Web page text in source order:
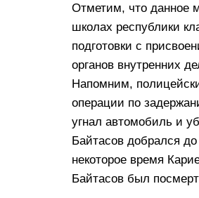
Отметим, что данное
школах республики
подготовки с
органов внутренних
Напомним,
операции по
угнал автомобиль и
Байтасов добрался
некоторое время
Байтасов был